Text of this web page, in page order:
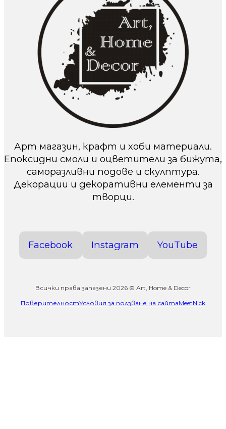
Арт магазин, крафт и хоби материали.
Епоксидни смоли и оцветители за бижута,
саморазливни подове и скулптура.
Декорации и декоративни елементи за
творци.
Facebook Instagram YouTube
Всички права запазени 2026 © Art, Home & Decor
ПоверителностУсловия за ползване на сайтаMeetNick